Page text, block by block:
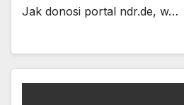
Jak donosi portal ndr.de, w…